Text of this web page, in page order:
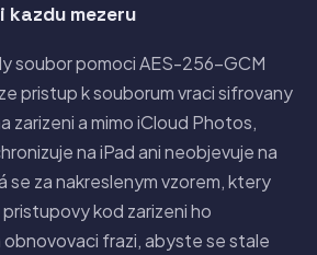
kazdu mezeru
soubor pomoci AES-256-GCM
pristup k souborum vraci sifrovany
zarizeni a mimo iCloud Photos,
na iPad ani neobjevuje na
se za nakreslenym vzorem, ktery
kod zarizeni ho
frazi, abyste se stale